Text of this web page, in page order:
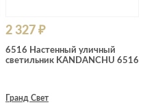
2 327 ₽
6516 Настенный уличный
светильник KANDANCHU 6516
Гранд Свет